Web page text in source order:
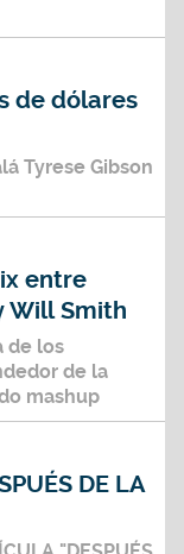
de dólares
Tyrese Gibson
entre
Will Smith
de los
de la
mashup
DE LA